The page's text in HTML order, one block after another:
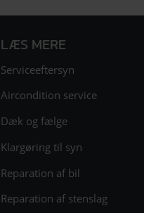
LÆS MERE
Serviceeftersyn
Aircondition service
Dæk og fælge
Klargøring til syn
Reparation af bil
Reparation af stenslag